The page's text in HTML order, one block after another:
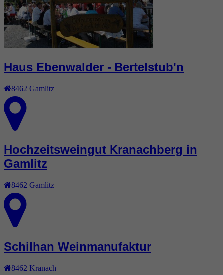
Haus Ebenwalder - Bertelstub'n
8462 Gamlitz
Hochzeitsweingut Kranachberg in
Gamlitz
8462 Gamlitz
Schilhan Weinmanufaktur
8462 Kranach